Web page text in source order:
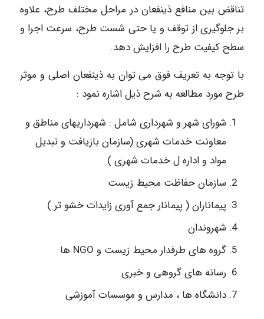
تناقض بین منافع ذینفعان در مراحل مختلف طرح، علاوه
بر جلوگیری از توقف و یا حتی شست طرح، سرعت اجرا و
سطح کیفیت طرح را افزایش دهد.
با توجه به تعریف فوق می توان به ذینفعان اصلی و موثر
طرح مورد مطالعه به شرح ذیل اشاره نمود :
شورای شهر و شهرداری شامل : شهرداریهای مناطق و
معاونت خدمات شهری (سازمان بازیافت و تبدیل
مواد و اداره ل خدمات شهری )
سازمان حفاظت محیط زیست
پیماناران ( پیمانار جمع آوری زایدات خشو تر )
شهروندان
گروه های طرفدار محیط زیست و NGO ها
رسانه های گروهی و خبری
دانشگاه ها ، مدارس و موسسات آموزشی